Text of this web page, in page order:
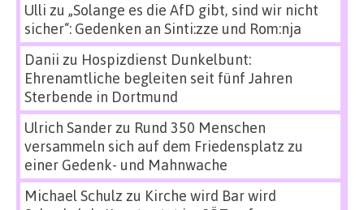
Ulli zu „Solange es die AfD gibt, sind wir nicht
sicher“: Gedenken an Sinti:zze und Rom:nja
Danii zu Hospizdienst Dunkelbunt:
Ehrenamtliche begleiten seit fünf Jahren
Sterbende in Dortmund
Ulrich Sanderzu Rund 350 Menschen
versammeln sich auf dem Friedensplatz zu
einer Gedenk- und Mahnwache
Michael Schulz zu Kirche wird Bar wird